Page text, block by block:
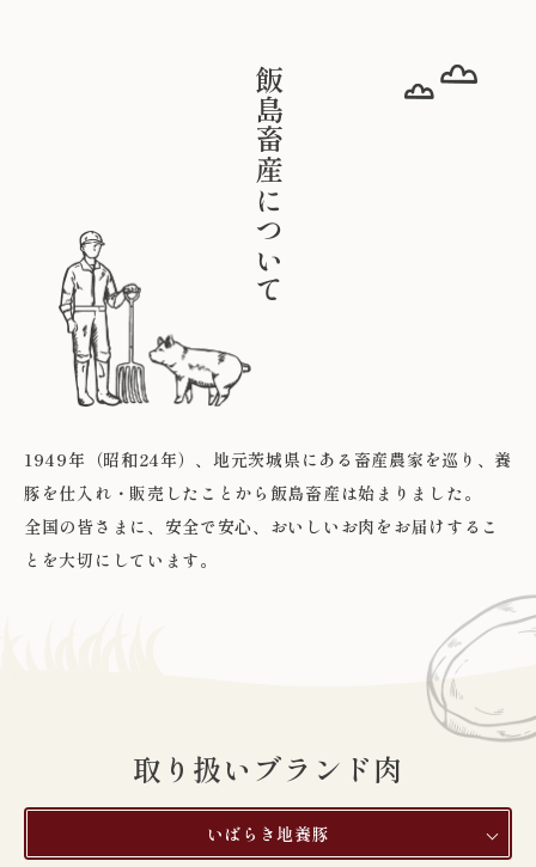
飯島畜産について
1949年（昭和24年）、地元茨城県にある畜産農家を巡り、養
豚を仕入れ・販売したことから飯島畜産は始まりました。
全国の皆さまに、安全で安心、おいしいお肉をお届けするこ
とを大切にしています。
取り扱いブランド肉
いばらき地養豚